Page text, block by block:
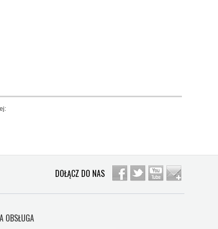
DOŁĄCZ DO NAS
OBSŁUGA